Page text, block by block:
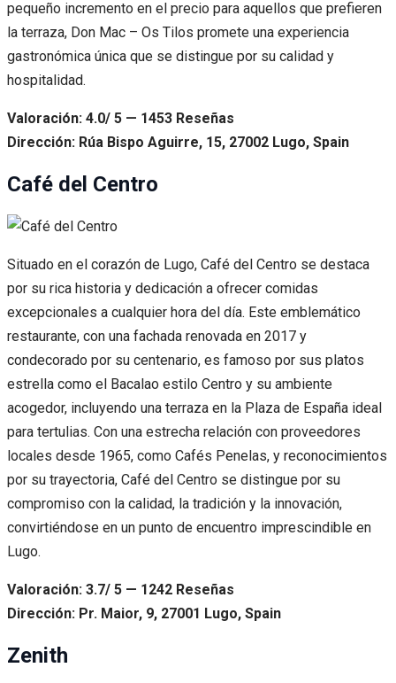
pequeño incremento en el precio para aquellos que prefieren
la terraza, Don Mac – Os Tilos promete una experiencia
gastronómica única que se distingue por su calidad y
hospitalidad.
Valoración: 4.0/ 5 — 1453 Reseñas
Dirección: Rúa Bispo Aguirre, 15, 27002 Lugo, Spain
Café del Centro
Situado en el corazón de Lugo, Café del Centro se destaca
por su rica historia y dedicación a ofrecer comidas
excepcionales a cualquier hora del día. Este emblemático
restaurante, con una fachada renovada en 2017 y
condecorado por su centenario, es famoso por sus platos
estrella como el Bacalao estilo Centro y su ambiente
acogedor, incluyendo una terraza en la Plaza de España ideal
para tertulias. Con una estrecha relación con proveedores
locales desde 1965, como Cafés Penelas, y reconocimientos
por su trayectoria, Café del Centro se distingue por su
compromiso con la calidad, la tradición y la innovación,
convirtiéndose en un punto de encuentro imprescindible en
Lugo.
Valoración: 3.7/ 5 — 1242 Reseñas
Dirección: Pr. Maior, 9, 27001 Lugo, Spain
Zenith